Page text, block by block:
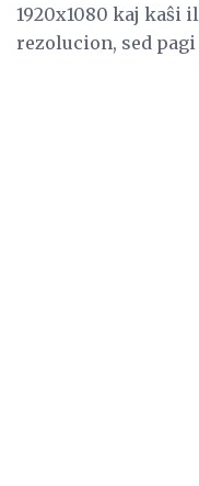
1920x1080 kaj
rezolucion, sed